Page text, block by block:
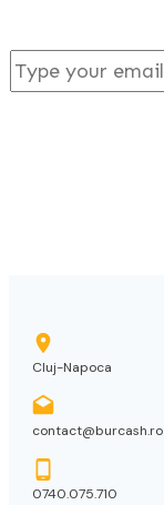
Cluj-Napoca
contact@burcash.ro
0740.075.710